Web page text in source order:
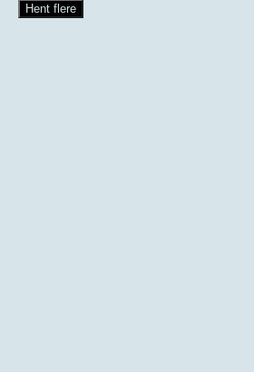
Hent flere